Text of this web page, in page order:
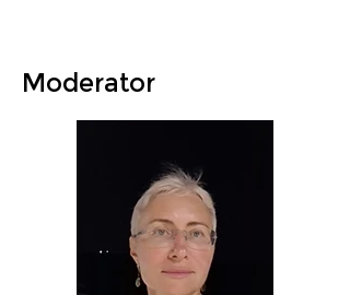
Moderator